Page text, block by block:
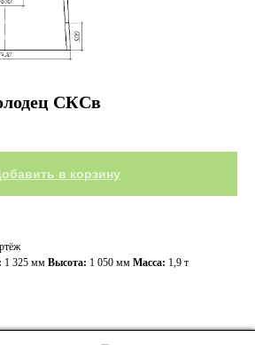
СКСв
в корзину
1 325 мм Высота: 1 050 мм Масса: 1,9 т